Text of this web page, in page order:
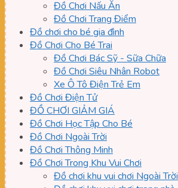
Đồ Chơi Nấu Ăn
Đồ Chơi Trang Điểm
Đồ chơi cho bé gia đình
Đồ Chơi Cho Bé Trai
Đồ Chơi Bác Sỹ - Sữa Chữa
Đồ Chơi Siêu Nhân Robot
Xe Ô Tô Điện Trẻ Em
Đồ Chơi Điện Tử
ĐỒ CHƠI GIẢM GIÁ
Đồ Chơi Học Tập Cho Bé
Đồ Chơi Ngoài Trời
Đồ Chơi Thông Minh
Đồ Chơi Trong Khu Vui Chơi
Đồ chơi khu vui chơi Ngoài Trời